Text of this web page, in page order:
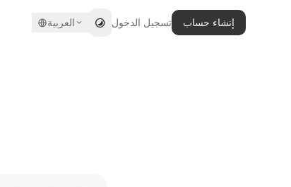
العربية تسجيل الدخول إنشاء حساب